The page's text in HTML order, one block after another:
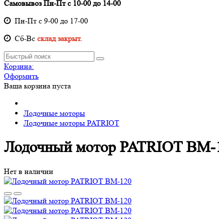
Самовывоз Пн-Пт с 10-00 до 14-00
Пн-Пт с 9-00 до 17-00
Cб-Вс склад закрыт.
Корзина:
Оформить
Ваша корзина пуста
Лодочные моторы
Лодочные моторы PATRIOT
Лодочный мотор PATRIOT BM-
Нет в наличии